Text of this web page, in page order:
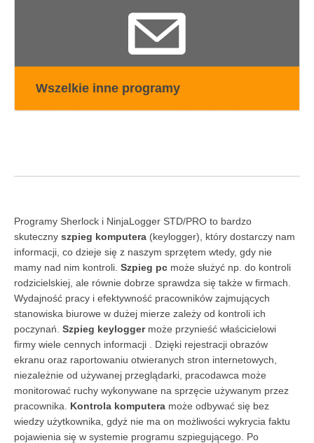
Wszelkie inne programy
Programy Sherlock i NinjaLogger STD/PRO to bardzo
skuteczny szpieg komputera (keylogger), który dostarczy nam
informacji, co dzieje się z naszym sprzętem wtedy, gdy nie
mamy nad nim kontroli. Szpieg pc może służyć np. do kontroli
rodzicielskiej, ale równie dobrze sprawdza się także w firmach.
Wydajność pracy i efektywność pracowników zajmujących
stanowiska biurowe w dużej mierze zależy od kontroli ich
poczynań. Szpieg keylogger może przynieść właścicielowi
firmy wiele cennych informacji . Dzięki rejestracji obrazów
ekranu oraz raportowaniu otwieranych stron internetowych,
niezależnie od używanej przeglądarki, pracodawca może
monitorować ruchy wykonywane na sprzęcie używanym przez
pracownika.
Kontrola komputera może odbywać się bez
wiedzy użytkownika, gdyż nie ma on możliwości wykrycia faktu
pojawienia się w systemie programu szpiegującego. Po